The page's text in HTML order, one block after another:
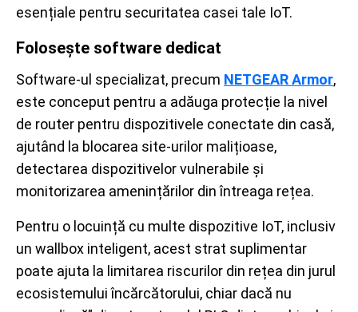
esențiale pentru securitatea casei tale IoT.
Folosește software dedicat
Software-ul specializat, precum NETGEAR Armor,
este conceput pentru a adăuga protecție la nivel
de router pentru dispozitivele conectate din casă,
ajutând la blocarea site-urilor malițioase,
detectarea dispozitivelor vulnerabile și
monitorizarea amenințărilor din întreaga rețea.
Pentru o locuință cu multe dispozitive IoT, inclusiv
un wallbox inteligent, acest strat suplimentar
poate ajuta la limitarea riscurilor din rețea din jurul
ecosistemului încărcătorului, chiar dacă nu